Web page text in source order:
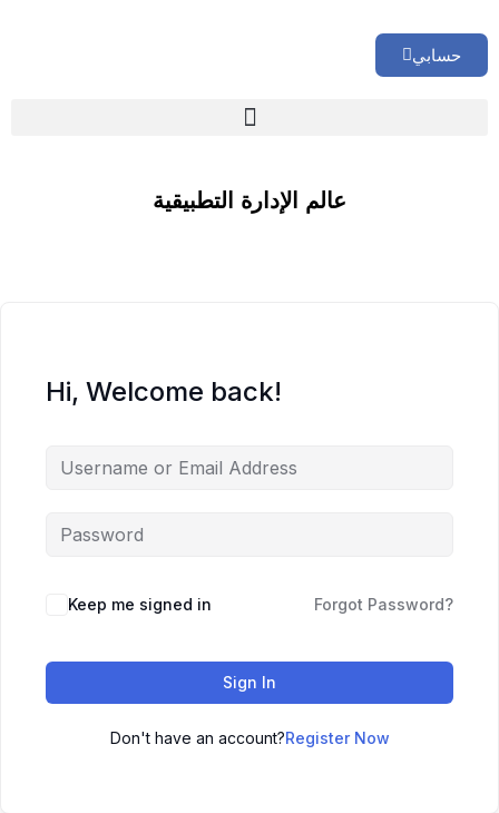
حسابي
عالم الإدارة التطبيقية
Hi, Welcome back!
Keep me signed in Forgot Password?
Sign In
Don't have an account?Register Now